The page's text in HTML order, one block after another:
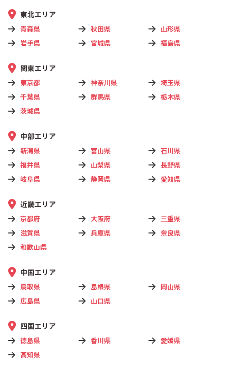
東北エリア
青森県 秋田県
山形県
岩手県
宮城県 福島県
関東エリア
東京都 神奈川県
埼玉県
千葉県
群馬県
栃木県
茨城県
中部エリア
新潟県 富山県
石川県
福井県
山梨県
長野県
岐阜県
静岡県 愛知県
近畿エリア
京都府 大阪府
三重県
滋賀県
兵庫県
奈良県
和歌山県
中国エリア
鳥取県 島根県
岡山県
広島県
山口県
四国エリア
徳島県 香川県
愛媛県
高知県